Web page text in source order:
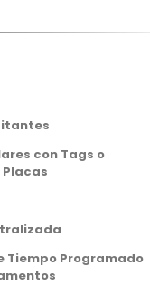
con Tags o
Tiempo Programado